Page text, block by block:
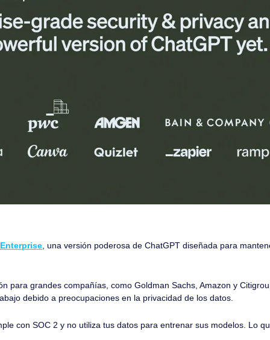
, una versión poderosa de ChatGPT diseñada para
para grandes compañías, como Goldman Sachs, Amazon y
debido a preocupaciones en la privacidad de los datos.
con SOC 2 y no utiliza tus datos para entrenar sus modelos. Lo